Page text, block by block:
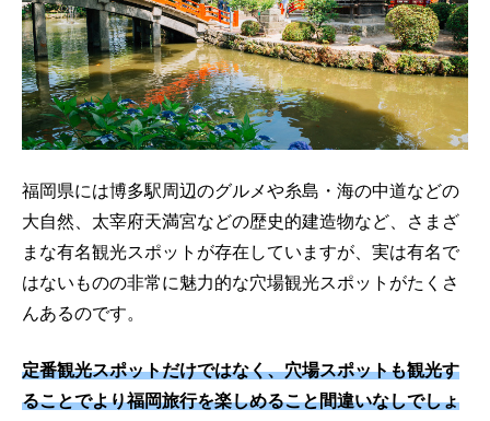
福岡県には博多駅周辺のグルメや糸島・海の中道などの
大自然、太宰府天満宮などの歴史的建造物など、さまざ
まな有名観光スポットが存在していますが、実は有名で
はないものの非常に魅力的な穴場観光スポットがたくさ
んあるのです。
定番観光スポットだけではなく、穴場スポットも観光す
ることでより福岡旅行を楽しめること間違いなしでしょ